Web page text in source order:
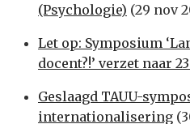
(Psychologie) (29 nov
Let op: Symposium
docent?!’ verzet naar
Geslaagd TAUU-
internationalisering